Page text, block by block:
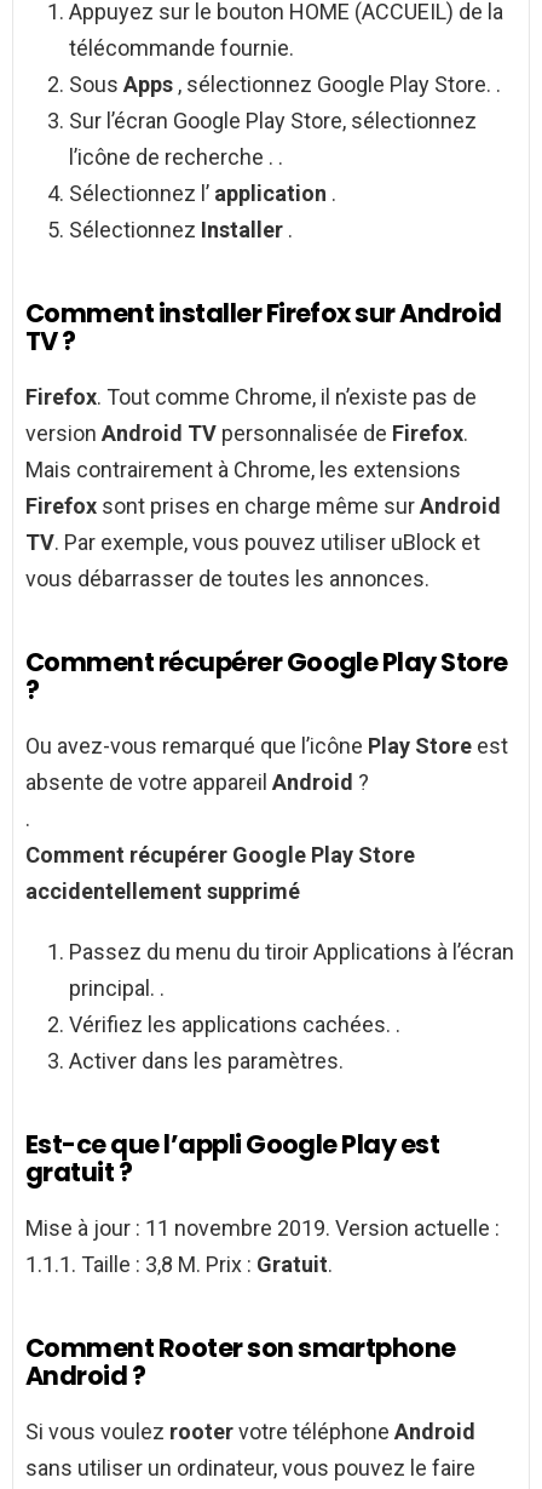
Appuyez sur le bouton HOME (ACCUEIL) de la
télécommande fournie.
Sous Apps , sélectionnez Google Play Store. .
Sur l’écran Google Play Store, sélectionnez
l’icône de recherche . .
Sélectionnez l’ application .
Sélectionnez Installer .
Comment installer Firefox sur Android
TV ?
Firefox. Tout comme Chrome, il n’existe pas de
version Android TV personnalisée de Firefox.
Mais contrairement à Chrome, les extensions
Firefox sont prises en charge même surAndroid
TV. Par exemple, vous pouvez utiliser uBlock et
vous débarrasser de toutes les annonces.
Comment récupérer Google Play Store
?
Ou avez-vous remarqué que l’icône Play Store est
absente de votre appareil Android ?
.
Comment récupérer Google Play Store
accidentellement supprimé
Passez du menu du tiroir Applications à l’écran
principal. .
Vérifiez les applications cachées. .
Activer dans les paramètres.
Est-ce que l’appli Google Play est
gratuit ?
Mise à jour : 11 novembre 2019. Version actuelle :
1.1.1. Taille : 3,8 M. Prix : Gratuit.
Comment Rooter son smartphone
Android ?
Si vous voulez rootervotre téléphone Android
sans utiliser un ordinateur, vous pouvez le faire